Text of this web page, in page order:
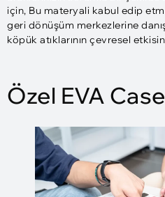
için, Bu materyali kabul edip
geri dönüşüm merkezlerine
köpük atıklarının çevresel
Özel EVA